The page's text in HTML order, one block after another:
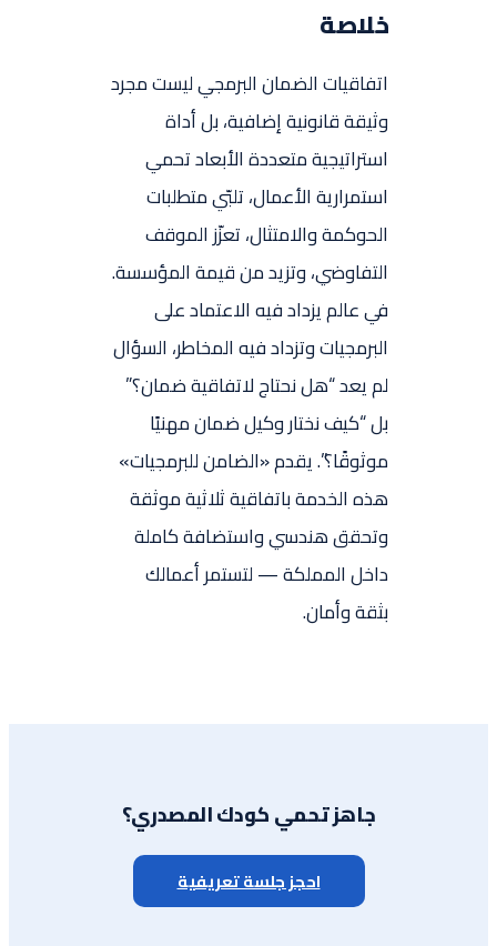
خلاصة
اتفاقيات الضمان البرمجي ليست مجرد
وثيقة قانونية إضافية، بل أداة
استراتيجية متعددة الأبعاد تحمي
استمرارية الأعمال، تلبّي متطلبات
الحوكمة والامتثال، تعزّز الموقف
التفاوضي، وتزيد من قيمة المؤسسة.
في عالم يزداد فيه الاعتماد على
البرمجيات وتزداد فيه المخاطر، السؤال
لم يعد “هل نحتاج لاتفاقية ضمان؟”
بل “كيف نختار وكيل ضمان مهنيًا
موثوقًا؟”. يقدم «الضامن للبرمجيات»
هذه الخدمة باتفاقية ثلاثية موثقة
وتحقق هندسي واستضافة كاملة
داخل المملكة — لتستمر أعمالك
بثقة وأمان.
جاهز تحمي كودك المصدري؟
احجز جلسة تعريفية